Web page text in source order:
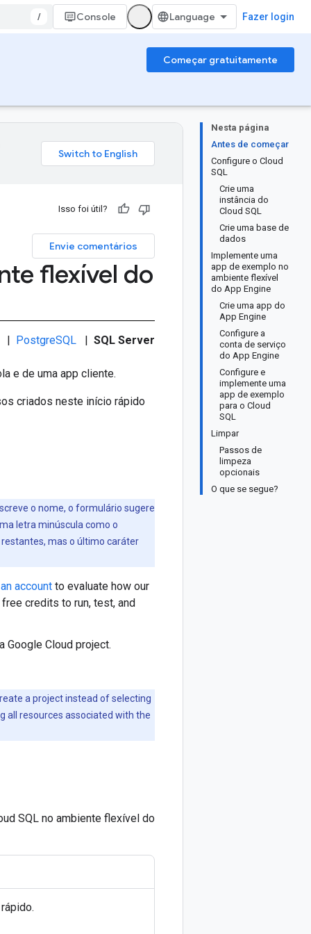
/ Console Fazer login
Começar gratuitamente
Nesta página
Antes de começar
Configure o Cloud
SQL
Crie uma
instância do
Cloud SQL
Crie uma base de
dados
Implemente uma
app de exemplo no
ambiente flexível
do App Engine
Crie uma app do
App Engine
Configure a
conta de serviço
do App Engine
Configure e
implemente uma
app de exemplo
para o Cloud
SQL
Limpar
Passos de
limpeza
opcionais
O que se segue?
Isso foi útil?
Envie comentários
flexível do
| PostgreSQL | SQL Server
e de uma app cliente.
criados neste início rápido
o nome, o formulário sugere
letra minúscula como o
mas o último caráter
account to evaluate how our
credits to run, test, and
Google Cloud project.
a project instead of selecting
all resources associated with the
SQL no ambiente flexível do